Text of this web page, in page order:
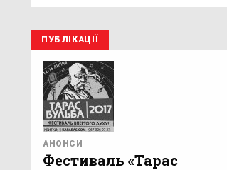
ПУБЛІКАЦІЇ
АНОНСИ
Фестиваль «Тарас